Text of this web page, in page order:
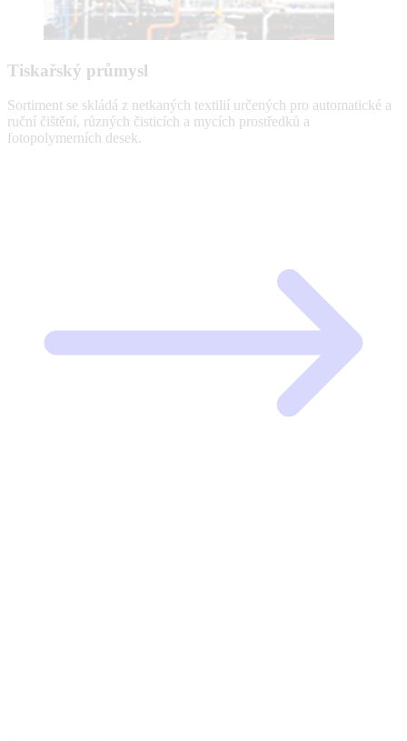
Tiskařský průmysl
Sortiment se skládá z netkaných textilií určených pro automatické a
ruční čištění, různých čisticích a mycích prostředků a
fotopolymerních desek.